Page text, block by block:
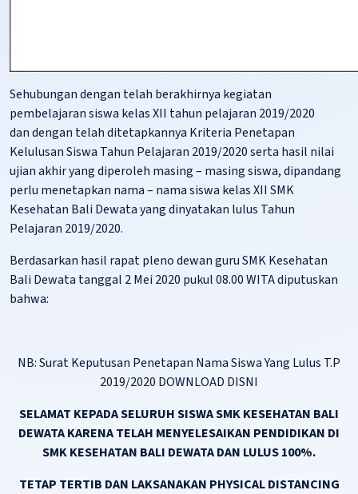
Sehubungan dengan telah berakhirnya kegiatan
pembelajaran siswa kelas XII tahun pelajaran 2019/2020
dan dengan telah ditetapkannya Kriteria Penetapan
Kelulusan Siswa Tahun Pelajaran 2019/2020 serta hasil nilai
ujian akhir yang diperoleh masing – masing siswa, dipandang
perlu menetapkan nama – nama siswa kelas XII SMK
Kesehatan Bali Dewata yang dinyatakan lulus Tahun
Pelajaran 2019/2020.
Berdasarkan hasil rapat pleno dewan guru SMK Kesehatan
Bali Dewata tanggal 2 Mei 2020 pukul 08.00 WITA diputuskan
bahwa:
NB: Surat Keputusan Penetapan Nama Siswa Yang Lulus T.P
2019/2020 DOWNLOAD DISNI
SELAMAT KEPADA SELURUH SISWA SMK KESEHATAN BALI
DEWATA KARENA TELAH MENYELESAIKAN PENDIDIKAN DI
SMK KESEHATAN BALI DEWATA DAN LULUS 100%.
TETAP TERTIB DAN LAKSANAKAN PHYSICAL DISTANCING